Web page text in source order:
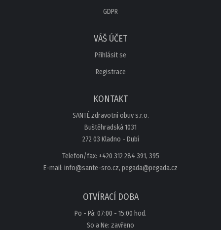
GDPR
VÁŠ ÚČET
Přihlásit se
Registrace
KONTAKT
SANTÉ zdravotní obuv s.r.o.
Buštěhradská 1031
272 03 Kladno - Dubí
Telefon/fax: +420 312 284 391, 395
E-mail: info@sante-sro.cz, pegada@pegada.cz
OTVÍRACÍ DOBA
Po - Pá: 07:00 - 15:00 hod.
So a Ne: zavřeno